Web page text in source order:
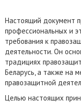
Настоящий документ
профессиональных и
требования к
деятельности. Он
традициях
Беларусь, а также на
правозащитной
Целью настоящих